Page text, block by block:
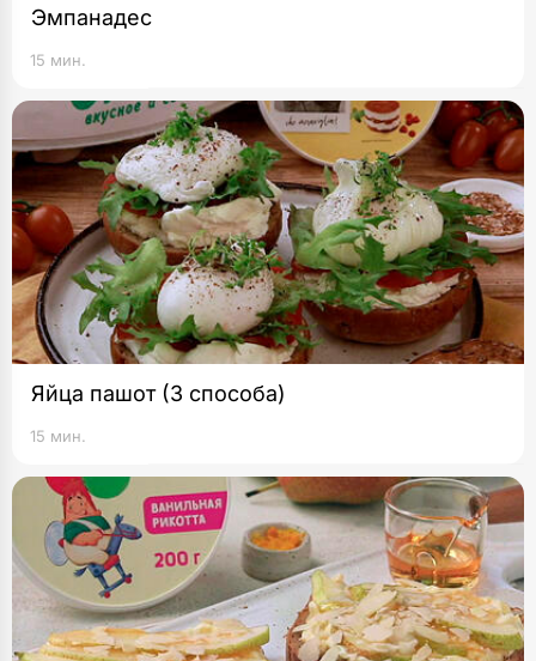
Эмпанадес
15 мин.
Яйца пашот (3 способа)
15 мин.